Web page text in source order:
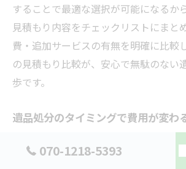
することで最適な選択が可能になるか
見積もり内容をチェックリストにまと
費・追加サービスの有無を明確に比較
の見積もり比較が、安心で無駄のない
歩です。
遺品処分のタイミングで費用が変わ
遺品処分のタイミングによって費用が
期や作業の緊急性が影響するためです
070-1218-5393